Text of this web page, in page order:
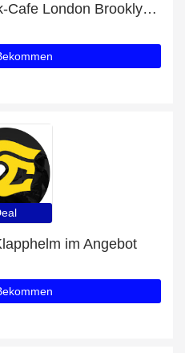
Heiße Rabatte für Black-Cafe London Brooklyn Motorrad Lederjacke
im Angebot